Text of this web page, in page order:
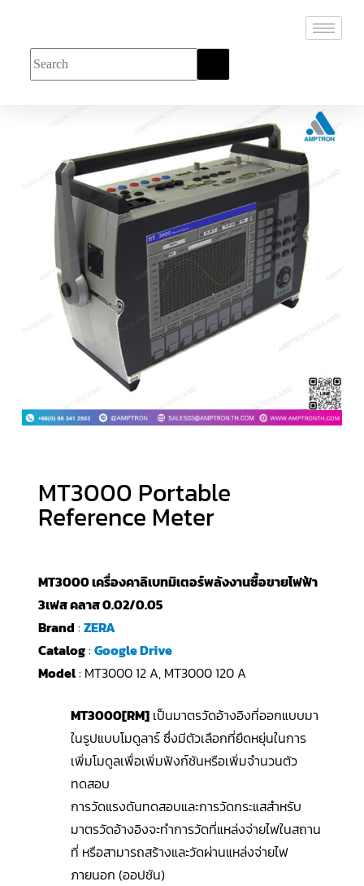
MT3000 Portable
Reference Meter
MT3000 เครื่องคาลิเบทมิเตอร์พลังงานซื้อขายไฟฟ้า
3เฟส คลาส 0.02/0.05
Brand : ZERA
Catalog: Google Drive
Model: MT3000 12 A, MT3000 120 A
MT3000[RM]เป็นมาตรวัดอ้างอิงที่ออกแบบมา
ในรูปแบบโมดูลาร์ ซึ่งมีตัวเลือกที่ยืดหยุ่นในการ
เพิ่มโมดูลเพื่อเพิ่มฟังก์ชันหรือเพิ่มจำนวนตัว
ทดสอบ
การวัดแรงดันทดสอบและการวัดกระแสสำหรับ
มาตรวัดอ้างอิงจะทำการวัดที่แหล่งจ่ายไฟในสถาน
ที่ หรือสามารถสร้างและวัดผ่านแหล่งจ่ายไฟ
ภายนอก (ออปชัน)